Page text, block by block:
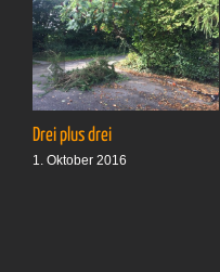
Drei plus drei
1. Oktober 2016